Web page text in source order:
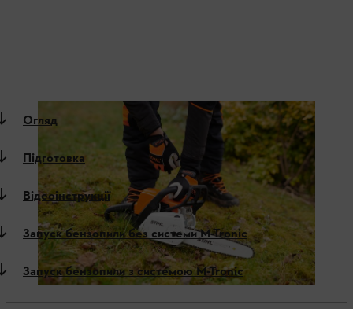
Огляд
Підготовка
Відеоінструкції
Запуск бензопили без системи M-Tronic
Запуск бензопили з системою M-Tronic